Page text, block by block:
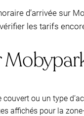
d’arrivée sur
les tarifs
ou un type
affichés pour la